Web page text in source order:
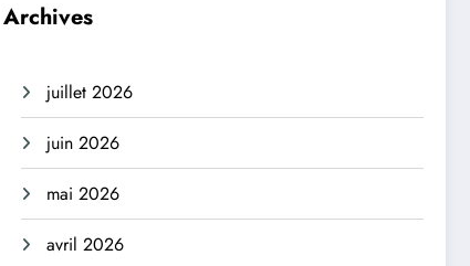
Archives
juillet 2026
juin 2026
mai 2026
avril 2026